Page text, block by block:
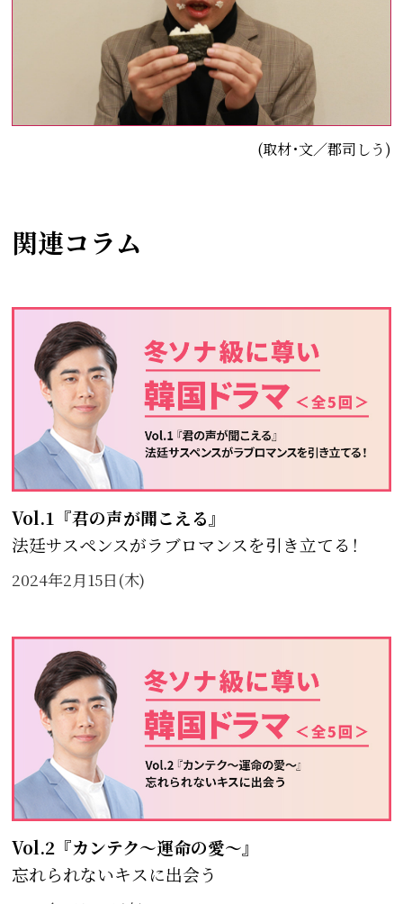
(取材･文／郡司しう)
関連コラム
Vol.1『君の声が聞こえる』
法廷サスペンスがラブロマンスを引き立てる！
2024年2月15日(木)
Vol.2『カンテク～運命の愛～』
忘れられないキスに出会う